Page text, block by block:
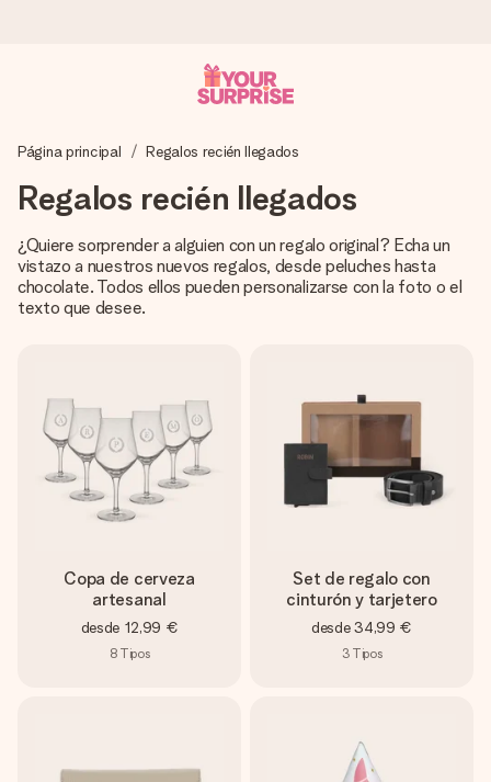
Preparamos tu regalo con cuidado y lo enviamos al vuelo,
importa.
4,5 (basado en +15.000 opiniones)
Tarjeta de felicitación gratuita
Crea algo único en pocos pasos – con su nombre, tu foto o
un mensaje que llegue al corazón. Sin complicaciones, solo
todo el amor para el momento.
Página principal Regalos recién llegados
Regalos recién llegados
¿Quiere sorprender a alguien con un regalo original? Echa un
vistazo a nuestros nuevos regalos, desde peluches hasta
chocolate. Todos ellos pueden personalizarse con la foto o el
texto que desee.
Copa de cerveza
artesanal
desde 12,99 €
8 Tipos
Set de regalo con
cinturón y tarjetero
desde 34,99 €
3 Tipos